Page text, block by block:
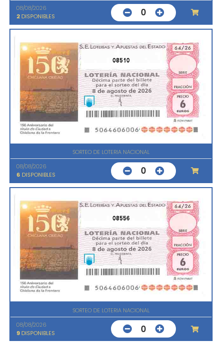
08/08/2026
2 DISPONIBLES 0
08510
SORTEO DE LOTERIA NACIONAL
08/08/2026
6 DISPONIBLES 0
08556
SORTEO DE LOTERIA NACIONAL
08/08/2026
9 DISPONIBLES 0